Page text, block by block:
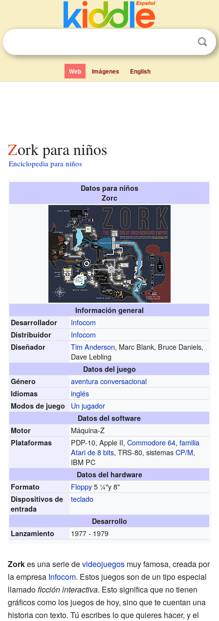
Web Imágenes English
Zork para niños
Enciclopedia para niños
Datos para niños
Zorc
Información general
Desarrollador
Infocom
Distribuidor Infocom
Diseñador Tim Anderson, Marc Blank, Bruce Daniels,
Dave Lebling
Datos del juego
Género
aventura conversacional
Idiomas inglés
Modos de juego Un jugador
Datos del software
Motor
Máquina-Z
Plataformas PDP-10, Apple II,Commodore 64,familia
Atari de 8 bits, TRS-80, sistemasCP/M,
IBM PC
Datos del hardware
Formato
Floppy5 ¼"y 8"
Dispositivos de
entrada
teclado
Desarrollo
Lanzamiento
1977 - 1979
Zorkes una serie devideojuegos muy famosa, creada por
la empresa Infocom. Estos juegos son de un tipo especial
llamadoficción interactiva. Esto significa que no tienen
gráficos como los juegos de hoy, sino que te cuentan una
historia con texto. Tú escribes lo que quieres hacer, y el